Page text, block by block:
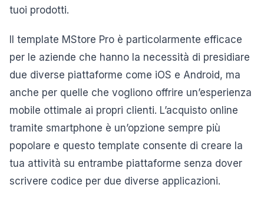
tuoi prodotti.
Il template MStore Pro è particolarmente efficace
per le aziende che hanno la necessità di presidiare
due diverse piattaforme come iOS e Android, ma
anche per quelle che vogliono offrire un’esperienza
mobile ottimale ai propri clienti. L’acquisto online
tramite smartphone è un’opzione sempre più
popolare e questo template consente di creare la
tua attività su entrambe piattaforme senza dover
scrivere codice per due diverse applicazioni.